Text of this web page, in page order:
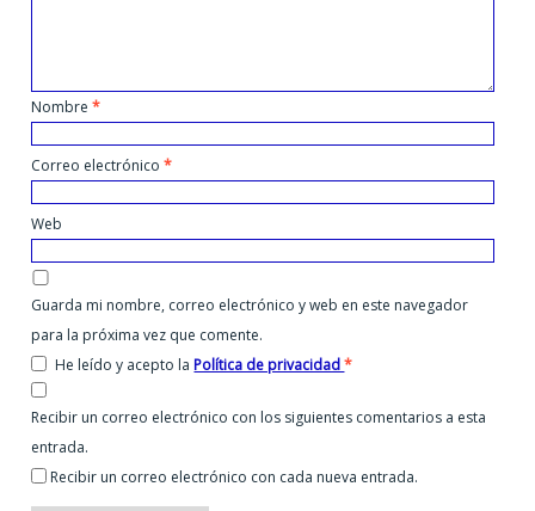
Nombre*
Correo electrónico*
Web
Guarda mi nombre, correo electrónico y web en este navegador
para la próxima vez que comente.
He leído y acepto laPolítica de privacidad*
Recibir un correo electrónico con los siguientes comentarios a esta
entrada.
Recibir un correo electrónico con cada nueva entrada.